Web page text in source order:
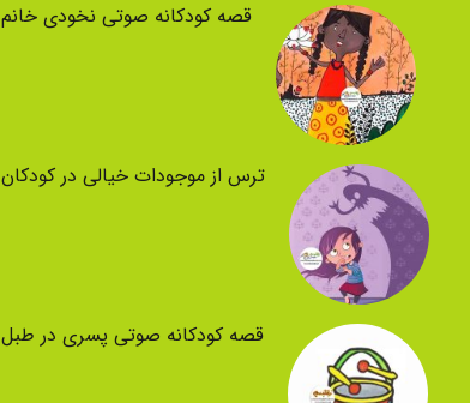
قصه کودکانه صوتی نخودی خانم
ترس از موجودات خیالی در کودکان
قصه کودکانه صوتی پسری در طبل